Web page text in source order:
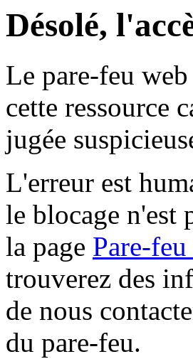
Désolé,
Le pare-feu
cette ressource
jugée
L'erreur est
le blocage n'est
la page Pare-
trouverez des
de nous
du pare-feu.